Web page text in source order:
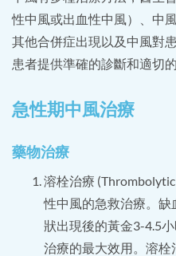
性中風或出血性中風）、中
其他合併症出現以及中風對
患者提供準確的診斷和適切的
急性期中風治療
藥物治療
溶栓治療
性中風的急救治療。
狀出現後的黃金3-4.5
治療的最大效用。溶